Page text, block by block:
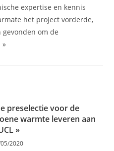
expertise en kennis
het project vorderde,
om de
»
preselectie voor de
warmte leveren aan
»
2020